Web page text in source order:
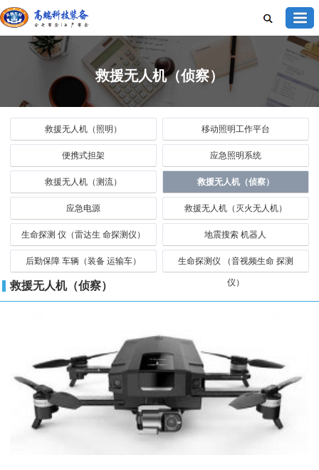
救援无人机（侦察）
救援无人机（照明） 移动照明工作平台
便携式担架 应急照明系统
救援无人机（测流） 救援无人机（侦察）
应急电源 救援无人机（灭火无人机）
生命探测 仪（雷达生 命探测仪） 地震搜索 机器人
后勤保障 车辆（装备 运输车） 生命探测仪 （音视频生命 探测
仪）
救援无人机（侦察）